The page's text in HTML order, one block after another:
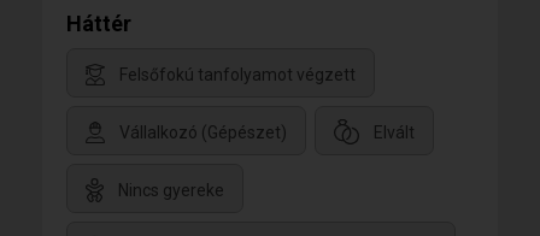
Háttér
Felsőfokú tanfolyamot végzett
Vállalkozó (Gépészet) Elvált
Nincs gyereke